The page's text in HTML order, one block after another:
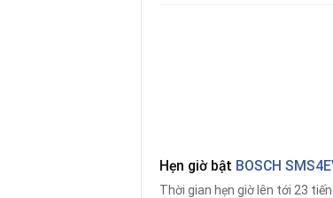
Hẹn giờ bật BOSCH
Thời gian hẹn giờ lên tới 23